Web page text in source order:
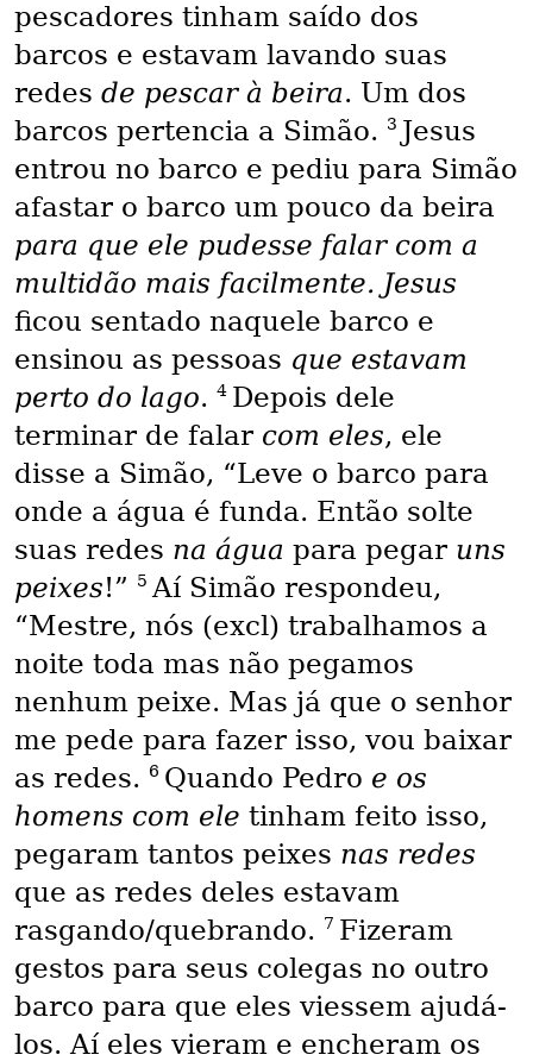
pescadores tinham saído dos
barcos e estavam lavando suas
redes de pescar à beira. Um dos
barcos pertencia a Simão. 3 Jesus
entrou no barco e pediu para Simão
afastar o barco um pouco da beira
para que ele pudesse falar com a
multidão mais facilmente. Jesus
ficou sentado naquele barco e
ensinou as pessoas que estavam
perto do lago. 4 Depois dele
terminar de falar com eles, ele
disse a Simão, “Leve o barco para
onde a água é funda. Então solte
suas redes na água para pegar uns
peixes!” 5 Aí Simão respondeu,
“Mestre, nós (excl) trabalhamos a
noite toda mas não pegamos
nenhum peixe. Mas já que o senhor
me pede para fazer isso, vou baixar
as redes. 6 Quando Pedro e os
homens com ele tinham feito isso,
pegaram tantos peixes nas redes
que as redes deles estavam
rasgando/quebrando. 7 Fizeram
gestos para seus colegas no outro
barco para que eles viessem ajudá-
los. Aí eles vieram e encheram os